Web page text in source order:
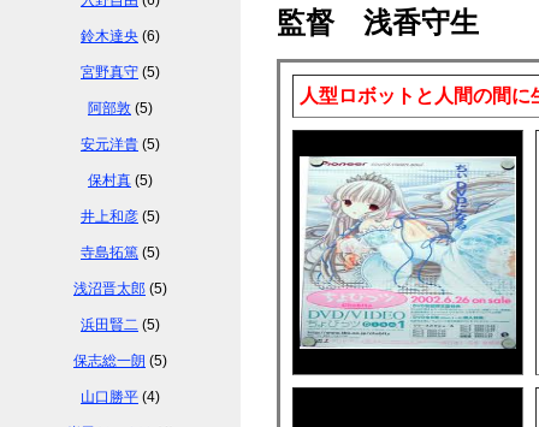
監督 浅香守生
人型ロボットと人間の間
鈴木達央 (6)
宮野真守 (5)
阿部敦 (5)
安元洋貴 (5)
保村真 (5)
井上和彦 (5)
寺島拓篤 (5)
浅沼晋太郎 (5)
浜田賢二 (5)
保志総一朗 (5)
山口勝平 (4)